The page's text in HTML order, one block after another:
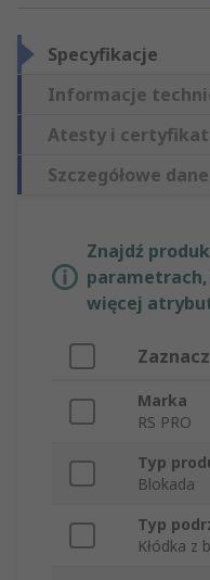
Specyfikacje
Informacje
Atesty i
Szczegółowe
Znajdź
więcej
Marka
RS PRO
Typ
Blokada
Typ
Kłódka z